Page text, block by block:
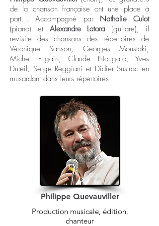
de la chanson française ont une place à
part... Accompagné par Nathalie Culot
(piano) et Alexandre Latora (guitare), il
revisite des chansons des répertoires de
Véronique Sanson, Georges Moustaki,
Michel Fugain, Claude Nougaro, Yves
Duteil, Serge Reggiani et Didier Sustrac en
musardant dans leurs répertoires.
Philippe Quevauviller
Production musicale, édition,
chanteur